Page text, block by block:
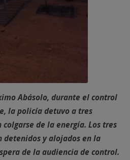
Abásolo, durante el control
la policía detuvo a tres
de la energía. Los tres
detenidos y alojados en la
de la audiencia de control.